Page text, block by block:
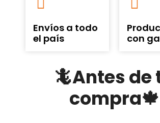
Envíos a todo
el país
con
🦎Antes de
compra🍁